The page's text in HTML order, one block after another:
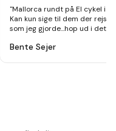
"Mallorca rundt på El cykel i
Kan kun sige til dem der rejser
som jeg gjorde...hop ud i det, I
mennesker, omgivelser og
Bente Sejer